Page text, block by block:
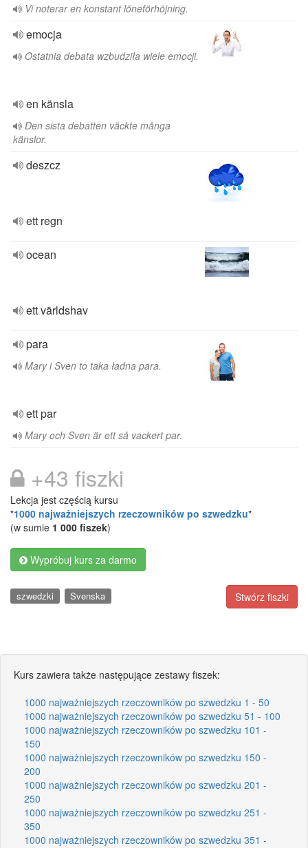
Vi noterar en konstant löneförhöjning.
emocja
Ostatnia debata wzbudziła wiele emocji.
en känsla
Den sista debatten väckte många
känslor.
deszcz
ett regn
ocean
ett världshav
para
Mary i Sven to taka ładna para.
ett par
Mary och Sven är ett så vackert par.
+43 fiszki
Lekcja jest częścią kursu
"1000 najważniejszych rzeczowników po szwedzku"
(w sumie 1 000 fiszek)
Wypróbuj kurs za darmo
Stwórz fiszki
szwedzki Svenska
Kurs zawiera także następujące zestawy fiszek:
1000 najważniejszych rzeczowników po szwedzku 1 - 50
1000 najważniejszych rzeczowników po szwedzku 51 - 100
1000 najważniejszych rzeczowników po szwedzku 101 -
150
1000 najważniejszych rzeczowników po szwedzku 150 -
200
1000 najważniejszych rzeczowników po szwedzku 201 -
250
1000 najważniejszych rzeczowników po szwedzku 251 -
350
1000 najważniejszych rzeczowników po szwedzku 351 -